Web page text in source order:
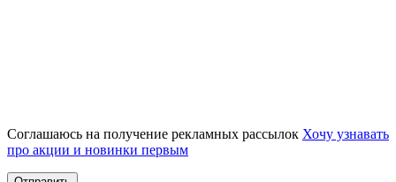
Соглашаюсь на получение рекламных рассылок Хочу узнавать
про акции и новинки первым